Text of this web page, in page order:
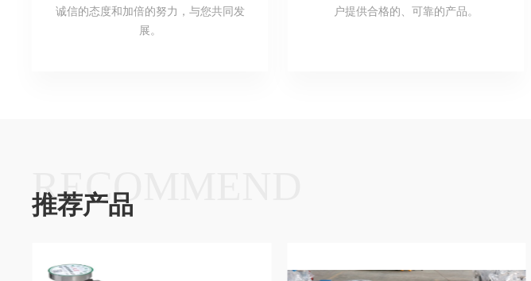
诚信的态度和加倍的努力，与您共同发
展。
户提供合格的、可靠的产品。
RECOMMEND
推荐产品